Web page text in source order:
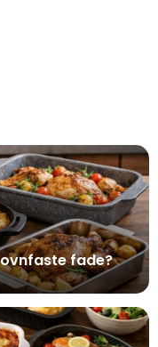
fade?